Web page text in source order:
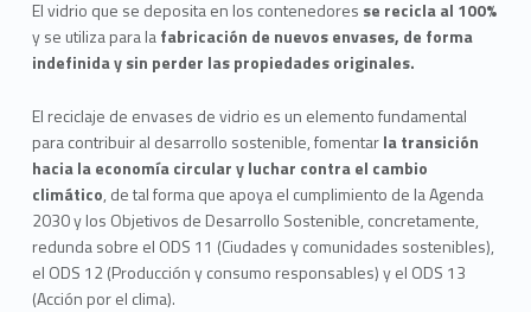
El vidrio que se deposita en los contenedores se recicla al 100%
y se utiliza para lafabricación de nuevos envases, de forma
indefinida y sin perder las propiedades originales.
El reciclaje de envases de vidrio es un elemento fundamental
para contribuir al desarrollo sostenible, fomentarla transición
hacia la economía circular y luchar contra el cambio
climático, de tal forma que apoya el cumplimiento de la Agenda
2030 y los Objetivos de Desarrollo Sostenible, concretamente,
redunda sobre el ODS 11 (Ciudades y comunidades sostenibles),
el ODS 12 (Producción y consumo responsables) y el ODS 13
(Acción por el clima).